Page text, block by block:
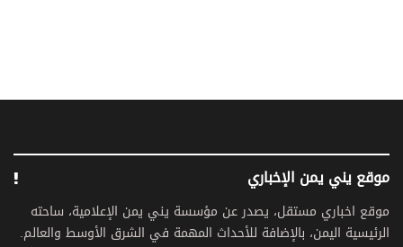
موقع يني يمن الإخباري
موقع اخباري مستقل، يصدر عن مؤسسة يني يمن الإعلامية، ساحته
الرئيسية اليمن، بالإضافة للأحداث المهمة في الشرق الأوسط والعالم.